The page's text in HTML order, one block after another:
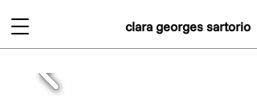
clara georges sartorio